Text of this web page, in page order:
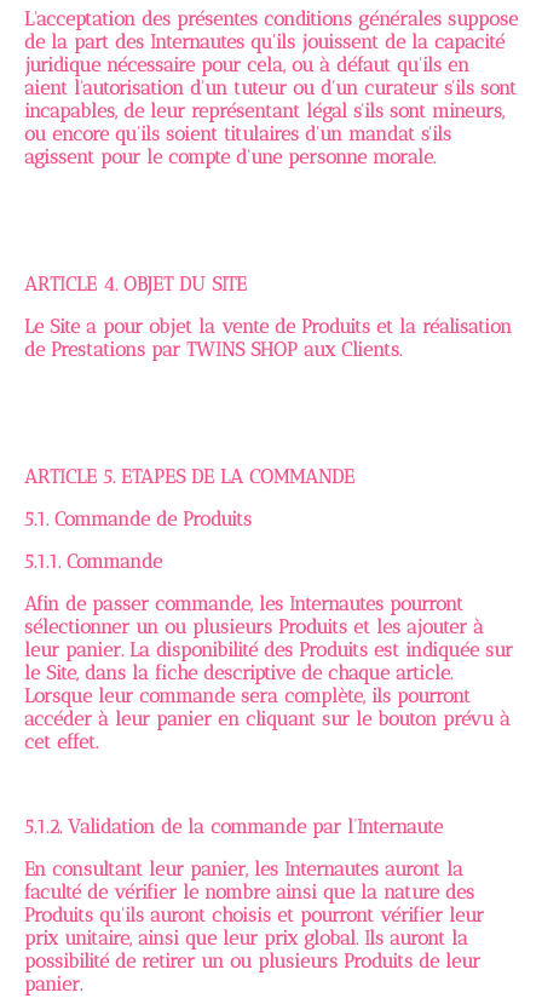
L'acceptation des présentes conditions générales suppose
de la part des Internautes qu'ils jouissent de la capacité
juridique nécessaire pour cela, ou à défaut qu'ils en
aient l'autorisation d'un tuteur ou d'un curateur s'ils sont
incapables, de leur représentant légal s'ils sont mineurs,
ou encore qu'ils soient titulaires d'un mandat s'ils
agissent pour le compte d'une personne morale.
ARTICLE 4. OBJET DU SITE
Le Site a pour objet la vente de Produits et la réalisation
de Prestations par TWINS SHOP aux Clients.
ARTICLE 5. ETAPES DE LA COMMANDE
5.1. Commande de Produits
5.1.1. Commande
Afin de passer commande, les Internautes pourront
sélectionner un ou plusieurs Produits et les ajouter à
leur panier. La disponibilité des Produits est indiquée sur
le Site, dans la fiche descriptive de chaque article.
Lorsque leur commande sera complète, ils pourront
accéder à leur panier en cliquant sur le bouton prévu à
cet effet.
5.1.2. Validation de la commande par l’Internaute
En consultant leur panier, les Internautes auront la
faculté de vérifier le nombre ainsi que la nature des
Produits qu'ils auront choisis et pourront vérifier leur
prix unitaire, ainsi que leur prix global. Ils auront la
possibilité de retirer un ou plusieurs Produits de leur
panier.